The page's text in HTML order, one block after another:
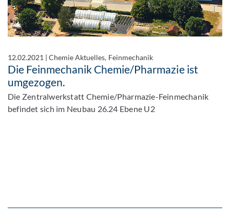
12.02.2021 |Chemie Aktuelles, Feinmechanik
Die Feinmechanik Chemie/Pharmazie ist
umgezogen.
Die Zentralwerkstatt Chemie/Pharmazie-Feinmechanik
befindet sich im Neubau 26.24 Ebene U2